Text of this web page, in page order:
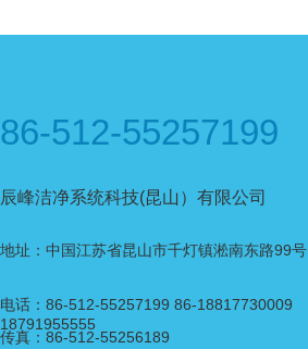
86-512-55257199
辰峰洁净系统科技(昆山）有限公司
地址：中国江苏省昆山市千灯镇淞南东路99号
电话：86-512-55257199 86-18817730009
18791955555
传真：86-512-55256189